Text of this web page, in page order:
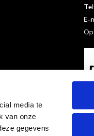
media te
van onze
gegevens
E-